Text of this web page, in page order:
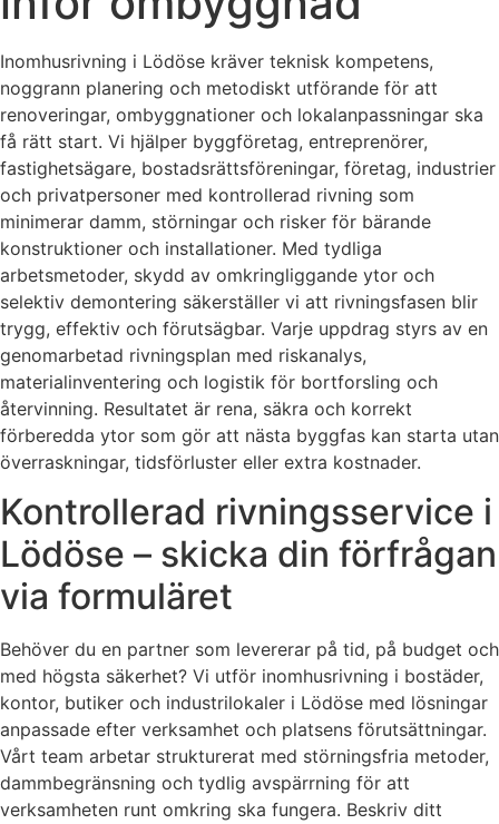
Inomhusrivning i Lödöse kräver teknisk kompetens,
noggrann planering och metodiskt utförande för att
renoveringar, ombyggnationer och lokalanpassningar ska
få rätt start. Vi hjälper byggföretag, entreprenörer,
fastighetsägare, bostadsrättsföreningar, företag, industrier
och privatpersoner med kontrollerad rivning som
minimerar damm, störningar och risker för bärande
konstruktioner och installationer. Med tydliga
arbetsmetoder, skydd av omkringliggande ytor och
selektiv demontering säkerställer vi att rivningsfasen blir
trygg, effektiv och förutsägbar. Varje uppdrag styrs av en
genomarbetad rivningsplan med riskanalys,
materialinventering och logistik för bortforsling och
återvinning. Resultatet är rena, säkra och korrekt
förberedda ytor som gör att nästa byggfas kan starta utan
överraskningar, tidsförluster eller extra kostnader.
Kontrollerad rivningsservice i
Lödöse – skicka din förfrågan
via formuläret
Behöver du en partner som levererar på tid, på budget och
med högsta säkerhet? Vi utför inomhusrivning i bostäder,
kontor, butiker och industrilokaler i Lödöse med lösningar
anpassade efter verksamhet och platsens förutsättningar.
Vårt team arbetar strukturerat med störningsfria metoder,
dammbegränsning och tydlig avspärrning för att
verksamheten runt omkring ska fungera. Beskriv ditt